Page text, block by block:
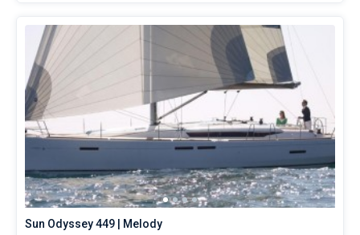
Sun Odyssey 449 | Melody